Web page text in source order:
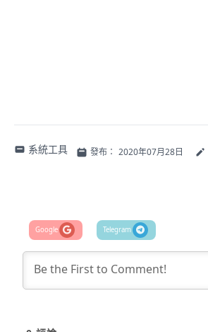
系統工具 發布： 2020年07月28日